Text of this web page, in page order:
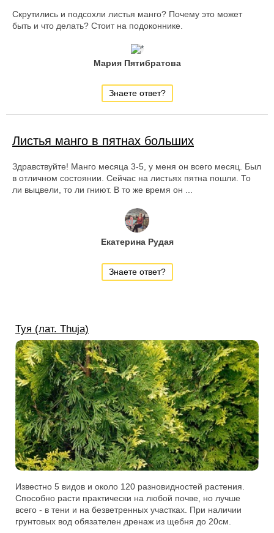
Скрутились и подсохли листья манго? Почему это может
быть и что делать? Стоит на подоконнике.
Мария Пятибратова
Знаете ответ?
Листья манго в пятнах больших
Здравствуйте! Манго месяца 3-5, у меня он всего месяц. Был
в отличном состоянии. Сейчас на листьях пятна пошли. То
ли выцвели, то ли гниют. В то же время он ...
Екатерина Рудая
Знаете ответ?
Туя (лат. Thuja)
Известно 5 видов и около 120 разновидностей растения.
Способно расти практически на любой почве, но лучше
всего - в тени и на безветренных участках. При наличии
грунтовых вод обязателен дренаж из щебня до 20см.